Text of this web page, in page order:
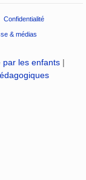
Confidentialité
& médias
par les enfants |